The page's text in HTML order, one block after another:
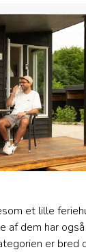
et lille
af dem har
er bred